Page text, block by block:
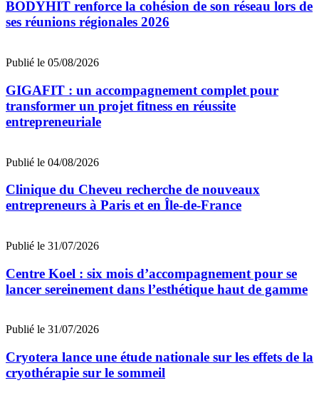
BODYHIT renforce la cohésion de son réseau lors de
ses réunions régionales 2026
Publié le 05/08/2026
GIGAFIT : un accompagnement complet pour
transformer un projet fitness en réussite
entrepreneuriale
Publié le 04/08/2026
Clinique du Cheveu recherche de nouveaux
entrepreneurs à Paris et en Île-de-France
Publié le 31/07/2026
Centre Koel : six mois d’accompagnement pour se
lancer sereinement dans l’esthétique haut de gamme
Publié le 31/07/2026
Cryotera lance une étude nationale sur les effets de la
cryothérapie sur le sommeil